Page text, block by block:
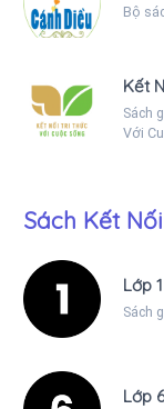
Bộ
Kết
Sách
Với
Sách Kết
Lớp 1
Sách
Lớp 6